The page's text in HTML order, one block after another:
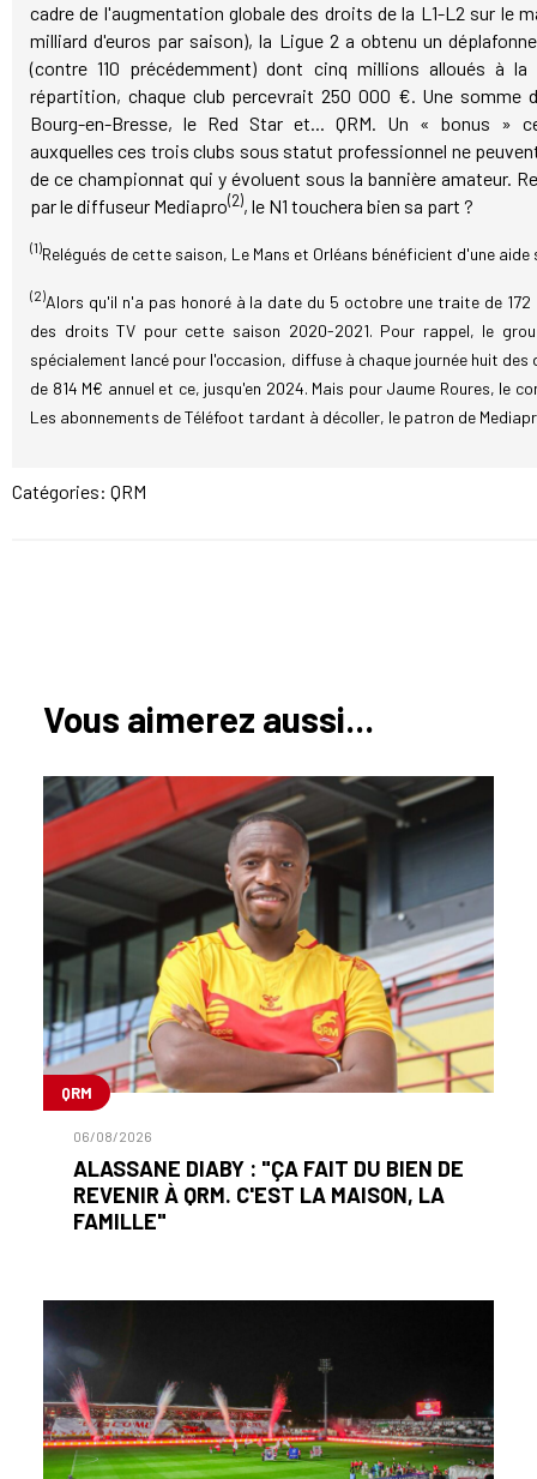
cadre de l'augmentation globale des droits de la L1-L2 sur le
milliard d'euros par saison), la Ligue 2 a obtenu un
(contre 110 précédemment) dont cinq millions alloués à
répartition, chaque club percevrait 250 000 €. Une somme
Bourg-en-Bresse, le Red Star et... QRM. Un « bonus »
auxquelles ces trois clubs sous statut professionnel ne
de ce championnat qui y évoluent sous la bannière amateur.
par le diffuseur Mediapro(2), le N1 touchera bien sa part ?
(1)Relégués de cette saison, Le Mans et Orléans bénéficient d'une
(2)Alors qu'il n'a pas honoré à la date du 5 octobre une traite de
des droits TV pour cette saison 2020-2021. Pour rappel, le
spécialement lancé pour l'occasion, diffuse à chaque journée huit
de 814 M€ annuel et ce, jusqu'en 2024. Mais pour Jaume Roures, le
Les abonnements de Téléfoot tardant à décoller, le patron de
Catégories: QRM
Vous aimerez aussi...
QRM
06/08/2026
ALASSANE DIABY : "ÇA FAIT DU BIEN DE
REVENIR À QRM. C'EST LA MAISON, LA
FAMILLE"